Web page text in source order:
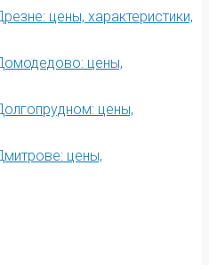
цены, характеристики,
цены,
цены,
цены,